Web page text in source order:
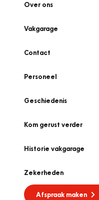
Over ons
Vakgarage
Contact
Personeel
Geschiedenis
Kom gerust verder
Historie vakgarage
Zekerheden
Afspraak maken